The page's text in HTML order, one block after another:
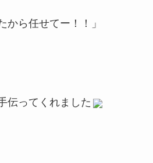
から任せてー！！」
伝ってくれました